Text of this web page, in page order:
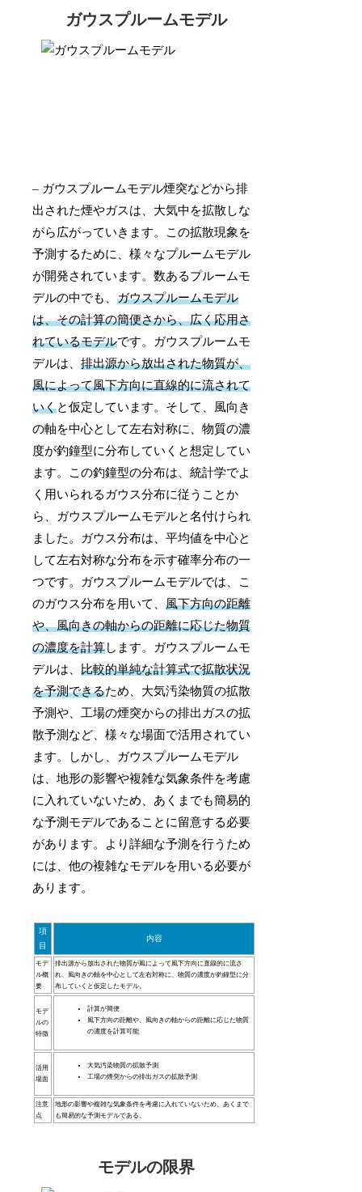
ガウスプルームモデル
– ガウスプルームモデル煙突などから排
出された煙やガスは、大気中を拡散しな
がら広がっていきます。この拡散現象を
予測するために、様々なプルームモデル
が開発されています。数あるプルームモ
デルの中でも、ガウスプルームモデル
は、その計算の簡便さから、広く応用さ
れているモデルです。ガウスプルームモ
デルは、排出源から放出された物質が、
風によって風下方向に直線的に流されて
いくと仮定しています。そして、風向き
の軸を中心として左右対称に、物質の濃
度が釣鐘型に分布していくと想定してい
ます。この釣鐘型の分布は、統計学でよ
く用いられるガウス分布に従うことか
ら、ガウスプルームモデルと名付けられ
ました。ガウス分布は、平均値を中心と
して左右対称な分布を示す確率分布の一
つです。ガウスプルームモデルでは、こ
のガウス分布を用いて、風下方向の距離
や、風向きの軸からの距離に応じた物質
の濃度を計算します。ガウスプルームモ
デルは、比較的単純な計算式で拡散状況
を予測できるため、大気汚染物質の拡散
予測や、工場の煙突からの排出ガスの拡
散予測など、様々な場面で活用されてい
ます。しかし、ガウスプルームモデル
は、地形の影響や複雑な気象条件を考慮
に入れていないため、あくまでも簡易的
な予測モデルであることに留意する必要
があります。より詳細な予測を行うため
には、他の複雑なモデルを用いる必要が
あります。
項
目
内容
モデ
ル概
要
排出源から放出された物質が風によって風下方向に直線的に流さ
れ、風向きの軸を中心として左右対称に、物質の濃度が釣鐘型に分
布していくと仮定したモデル。
モデ
ルの
特徴
計算が簡便
風下方向の距離や、風向きの軸からの距離に応じた物質
の濃度を計算可能
活用
場面
大気汚染物質の拡散予測
工場の煙突からの排出ガスの拡散予測
注意
点
地形の影響や複雑な気象条件を考慮に入れていないため、あくまで
も簡易的な予測モデルである。
モデルの限界